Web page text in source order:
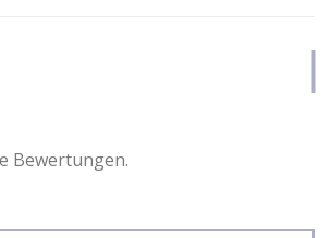
Bewertungen.